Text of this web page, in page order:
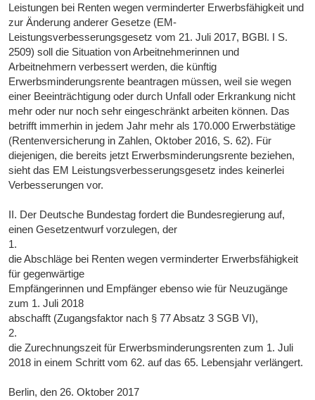
Leistungen bei Renten wegen verminderter Erwerbsfähigkeit und
zur Änderung anderer Gesetze (EM-
Leistungsverbesserungsgesetz vom 21. Juli 2017, BGBl. I S.
2509) soll die Situation von Arbeitnehmerinnen und
Arbeitnehmern verbessert werden, die künftig
Erwerbsminderungsrente beantragen müssen, weil sie wegen
einer Beeinträchtigung oder durch Unfall oder Erkrankung nicht
mehr oder nur noch sehr eingeschränkt arbeiten können. Das
betrifft immerhin in jedem Jahr mehr als 170.000 Erwerbstätige
(Rentenversicherung in Zahlen, Oktober 2016, S. 62). Für
diejenigen, die bereits jetzt Erwerbsminderungsrente beziehen,
sieht das EM Leistungsverbesserungsgesetz indes keinerlei
Verbesserungen vor.
II. Der Deutsche Bundestag fordert die Bundesregierung auf,
einen Gesetzentwurf vorzulegen, der
1.
die Abschläge bei Renten wegen verminderter Erwerbsfähigkeit
für gegenwärtige
Empfängerinnen und Empfänger ebenso wie für Neuzugänge
zum 1. Juli 2018
abschafft (Zugangsfaktor nach § 77 Absatz 3 SGB VI),
2.
die Zurechnungszeit für Erwerbsminderungsrenten zum 1. Juli
2018 in einem Schritt vom 62. auf das 65. Lebensjahr verlängert.
Berlin, den 26. Oktober 2017